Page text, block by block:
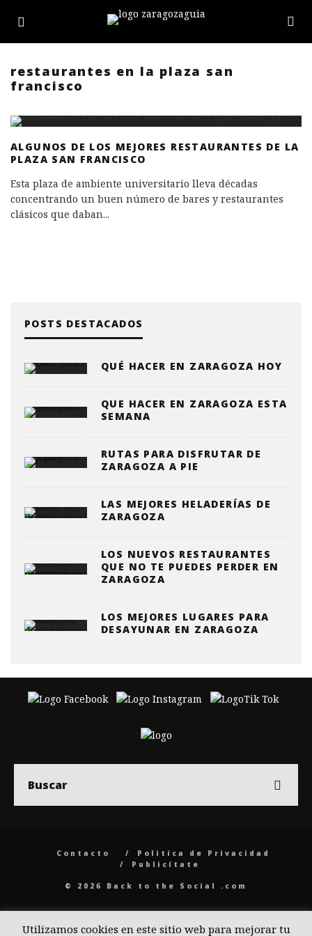
restaurantes en la plaza san
francisco
ALGUNOS DE LOS MEJORES RESTAURANTES DE LA
PLAZA SAN FRANCISCO
Esta plaza de ambiente universitario lleva décadas
concentrando un buen número de bares y restaurantes
clásicos que daban...
POSTS DESTACADOS
QUÉ HACER EN ZARAGOZA HOY
QUE HACER EN ZARAGOZA ESTA
SEMANA
RUTAS PARA DISFRUTAR DE
ZARAGOZA A PIE
LAS MEJORES HELADERÍAS DE
ZARAGOZA
LOS NUEVOS RESTAURANTES
QUE NO TE PUEDES PERDER EN
ZARAGOZA
LOS MEJORES LUGARES PARA
DESAYUNAR EN ZARAGOZA
Contacto
Politica de Privacidad
Publicítate
© 2026 Back to the Social .com
Utilizamos cookies en este sitio web para mejorar tu